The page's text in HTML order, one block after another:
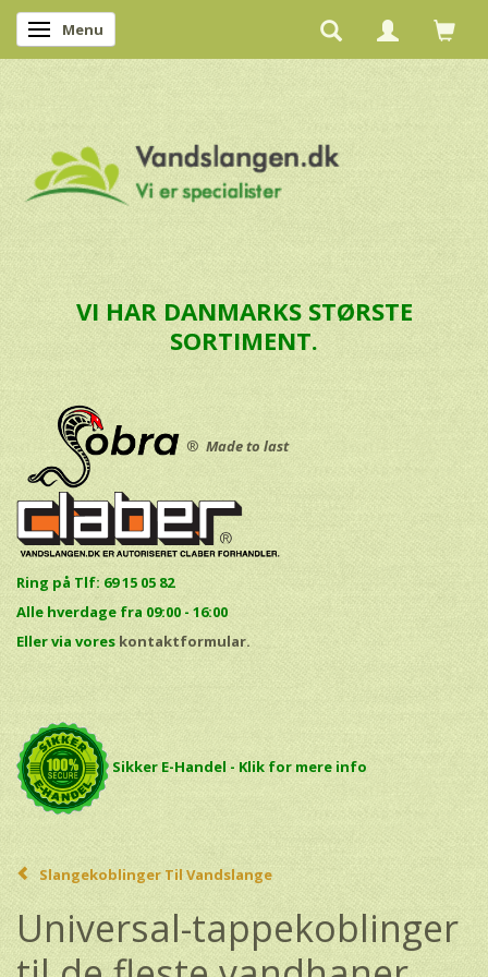
Skifte navigation
Menu
VI HAR DANMARKS STØRSTE
SORTIMENT.
® Made to last
Ring på Tlf: 69 15 05 82
Alle hverdage fra 09:00 - 16:00
Eller via vores kontaktformular.
Sikker E-Handel - Klik for mere info
Slangekoblinger Til Vandslange
Universal-tappekoblinger